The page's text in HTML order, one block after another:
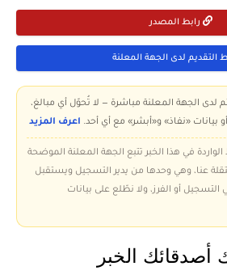
رابط المصدر
التقديم لدى الجهة المعلنة
لدى الجهة المعلنة مباشرة — لا تُحوّل أي مبالغ،
بيانات «نفاذ» و«أبشر» مع أي أحد. اعرف المزيد
الواردة في هذا الخبر تتبع الجهة المعلنة الموضحة
عنا، وهي وحدها من يدير التسجيل ويستقبل
أو الفرز، ولا نطّلع على بيانات
الخبر